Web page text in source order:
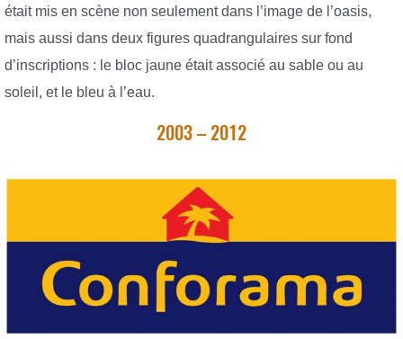
était mis en scène non seulement dans l’image de l’oasis,
mais aussi dans deux figures quadrangulaires sur fond
d’inscriptions : le bloc jaune était associé au sable ou au
soleil, et le bleu à l’eau.
2003 – 2012